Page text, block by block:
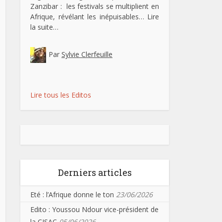
Zanzibar : les festivals se multiplient en
Afrique, révélant les inépuisables… Lire
la suite…
Par Sylvie Clerfeuille
Lire tous les Editos
Derniers articles
Eté : l’Afrique donne le ton 23/06/2026
Edito : Youssou Ndour vice-président de